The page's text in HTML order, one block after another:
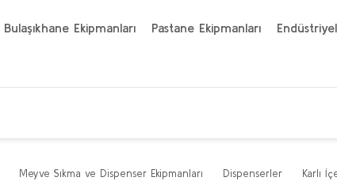
Bulaşıkhane Ekipmanları Pastane Ekipmanları Endüstriyel
Meyve Sıkma ve Dispenser Ekipmanları Dispenserler Karlı